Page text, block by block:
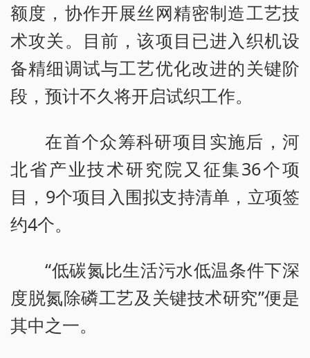
额度，协作开展丝网精密制造工艺技
术攻关。目前，该项目已进入织机设
备精细调试与工艺优化改进的关键阶
段，预计不久将开启试织工作。
在首个众筹科研项目实施后，河
北省产业技术研究院又征集36个项
目，9个项目入围拟支持清单，立项签
约4个。
“低碳氮比生活污水低温条件下深
度脱氮除磷工艺及关键技术研究”便是
其中之一。